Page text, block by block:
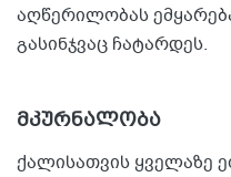
აღწერილობას
გასინჯვაც ჩატარდეს.
მკურნალობა
ქალისათვის ყველაზე